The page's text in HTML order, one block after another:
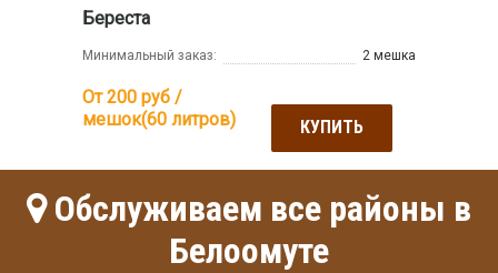
Береста
Минимальный заказ: 2 мешка
От 200 руб /
мешок(60 литров)
КУПИТЬ
Обслуживаем все районы в
Белоомуте